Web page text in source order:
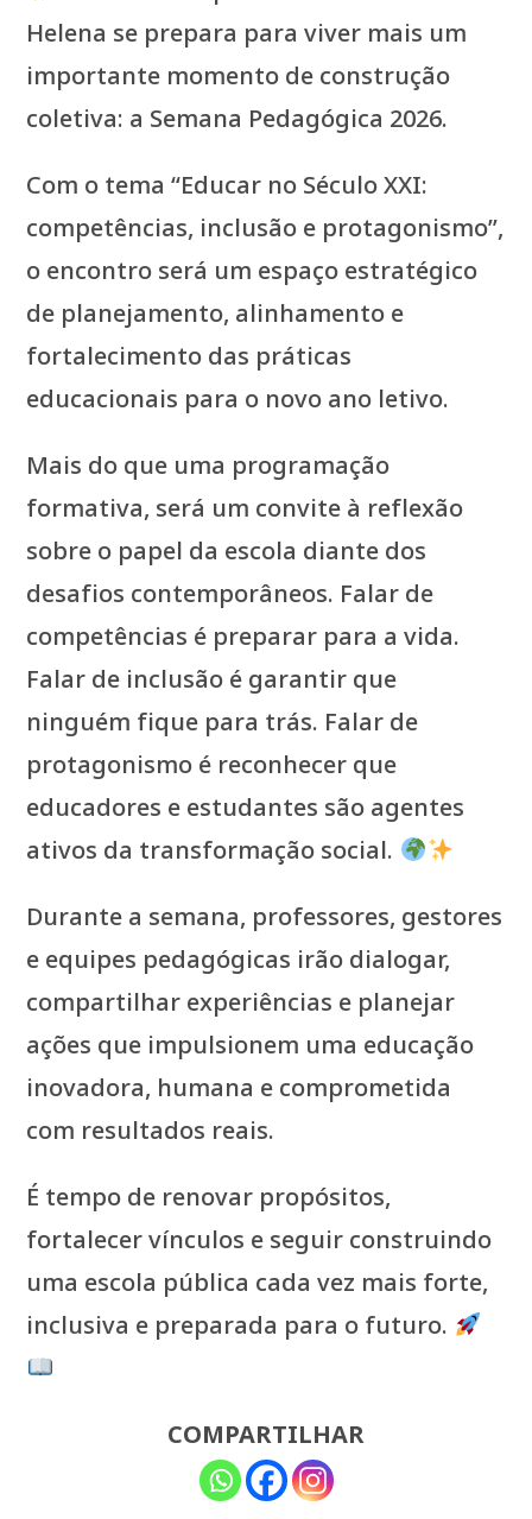
Helena se prepara para viver mais um
importante momento de construção
coletiva: a Semana Pedagógica 2026.
Com o tema “Educar no Século XXI:
competências, inclusão e protagonismo”,
o encontro será um espaço estratégico
de planejamento, alinhamento e
fortalecimento das práticas
educacionais para o novo ano letivo.
Mais do que uma programação
formativa, será um convite à reflexão
sobre o papel da escola diante dos
desafios contemporâneos. Falar de
competências é preparar para a vida.
Falar de inclusão é garantir que
ninguém fique para trás. Falar de
protagonismo é reconhecer que
educadores e estudantes são agentes
ativos da transformação social.
Durante a semana, professores, gestores
e equipes pedagógicas irão dialogar,
compartilhar experiências e planejar
ações que impulsionem uma educação
inovadora, humana e comprometida
com resultados reais.
É tempo de renovar propósitos,
fortalecer vínculos e seguir construindo
uma escola pública cada vez mais forte,
inclusiva e preparada para o futuro.
COMPARTILHAR